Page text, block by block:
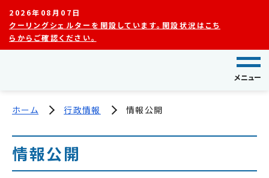
2026年08月07日
クーリングシェルターを開設しています。開設状況はこち
らからご確認ください。
メニュー
ホーム 行政情報 情報公開
情報公開